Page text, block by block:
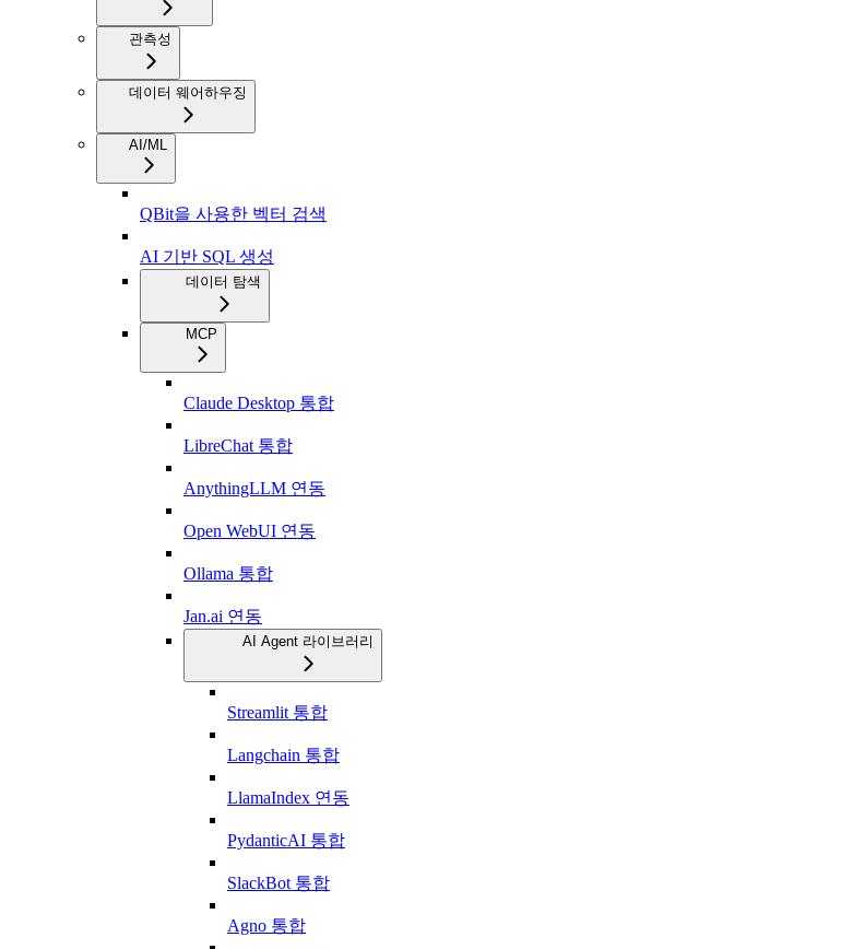
관측성
데이터 웨어하우징
AI/ML
QBit을 사용한 벡터 검색
AI 기반 SQL 생성
데이터 탐색
MCP
Claude Desktop 통합
LibreChat 통합
AnythingLLM 연동
Open WebUI 연동
Ollama 통합
Jan.ai 연동
AI Agent 라이브러리
Streamlit 통합
Langchain 통합
LlamaIndex 연동
PydanticAI 통합
SlackBot 통합
Agno 통합